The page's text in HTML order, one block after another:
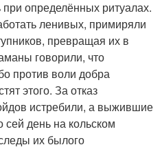
определённых ритуалах.
ленивых, примиряли
превращая их в
говорили, что
против воли добра
этого. За отказ
истребили, а выжившие
день на кольском
их былого